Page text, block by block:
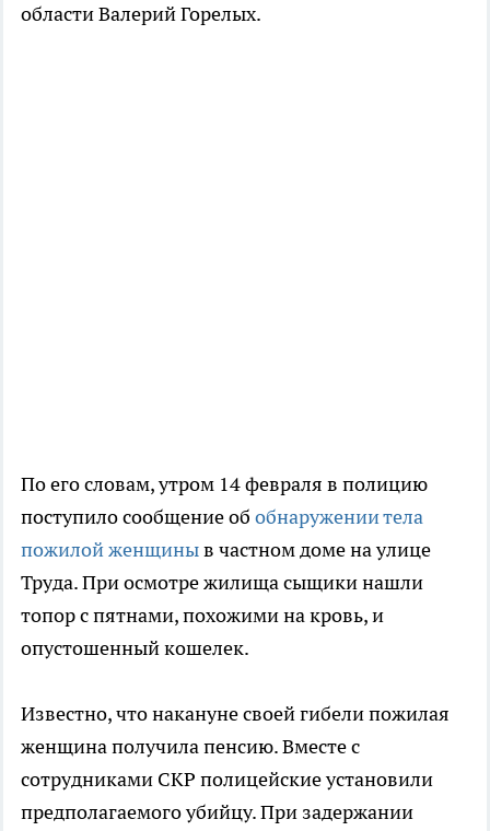
области Валерий Горелых.
По его словам, утром 14 февраля в полицию
поступило сообщение об обнаружении тела
пожилой женщиныв частном доме на улице
Труда. При осмотре жилища сыщики нашли
топор с пятнами, похожими на кровь, и
опустошенный кошелек.
Известно, что накануне своей гибели пожилая
женщина получила пенсию. Вместе с
сотрудниками СКР полицейские установили
предполагаемого убийцу. При задержании